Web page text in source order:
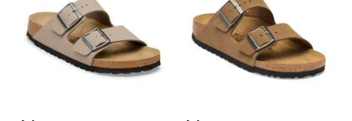
farger
oppdatere
produktbildet
oppdatere
produktbildet